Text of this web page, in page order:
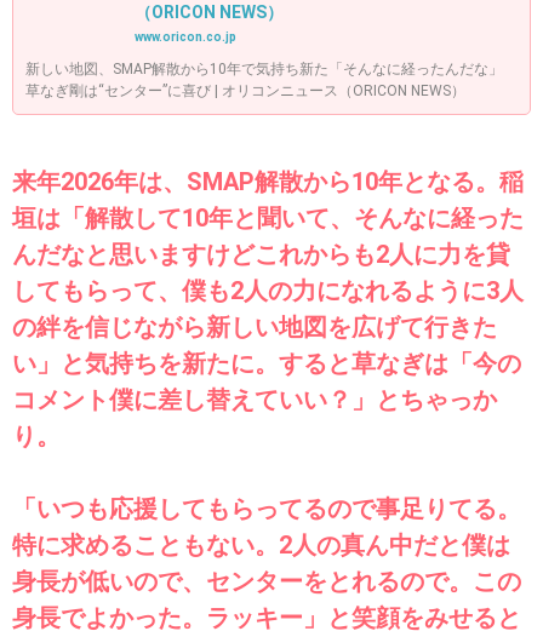
（ORICON NEWS）
www.oricon.co.jp
新しい地図、SMAP解散から10年で気持ち新た「そんなに経ったんだな」
草なぎ剛は“センター”に喜び | オリコンニュース（ORICON NEWS）
来年2026年は、SMAP解散から10年となる。稲
垣は「解散して10年と聞いて、そんなに経った
んだなと思いますけどこれからも2人に力を貸
してもらって、僕も2人の力になれるように3人
の絆を信じながら新しい地図を広げて行きた
い」と気持ちを新たに。すると草なぎは「今の
コメント僕に差し替えていい？」とちゃっか
り。
「いつも応援してもらってるので事足りてる。
特に求めることもない。2人の真ん中だと僕は
身長が低いので、センターをとれるので。この
身長でよかった。ラッキー」と笑顔をみせると